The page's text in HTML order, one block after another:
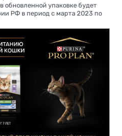
обновленной упаковке будет
РФ в период с марта 2023 по